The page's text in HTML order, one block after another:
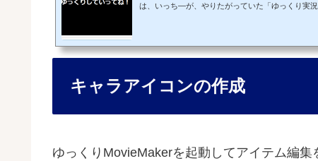
は、いっち―が、やりたがっていた「ゆっくり実況
しているような動画にするものです。 ゆっくり実
携し「ゆっくり実況プレイ動...
キャラアイコンの作成
ゆっくりMovieMakerを起動してアイテム編集